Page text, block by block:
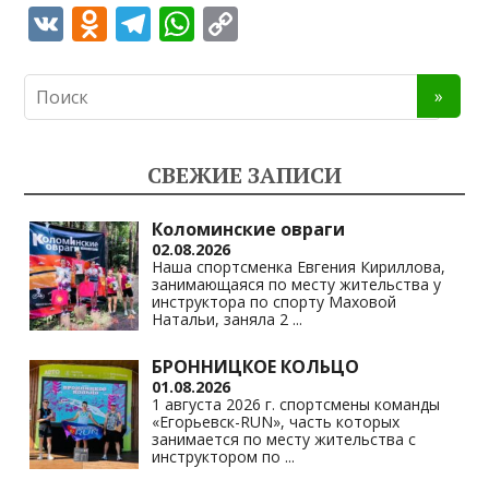
V O
o
as
s
ni
ki
T
gr
a
m
W
s
A
p
p
y
Li
n
k
СВЕЖИЕ ЗАПИСИ
Коломинские овраги
02.08.2026
Наша спортсменка Евгения Кириллова,
занимающаяся по месту жительства у
инструктора по спорту Маховой
Натальи, заняла 2 ...
БРОННИЦКОЕ КОЛЬЦО
01.08.2026
1 августа 2026 г. спортсмены команды
«Егорьевск-RUN», часть которых
занимается по месту жительства с
инструктором по ...